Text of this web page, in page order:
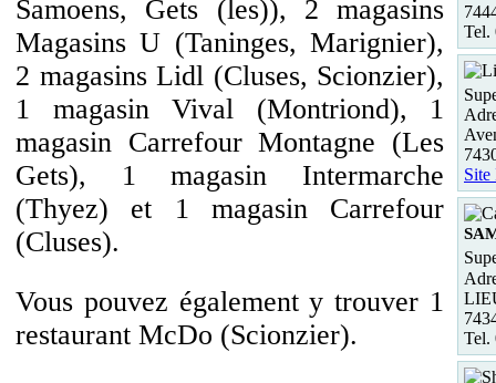
Samoens, Gets (les)), 2 magasins
Magasins U (Taninges, Marignier),
2 magasins Lidl (Cluses, Scionzier),
1 magasin Vival (Montriond), 1
magasin Carrefour Montagne (Les
Gets), 1 magasin Intermarche
(Thyez) et 1 magasin Carrefour
(Cluses).
Vous pouvez également y trouver 1
restaurant McDo (Scionzier).
Tel.
Site
Tel.